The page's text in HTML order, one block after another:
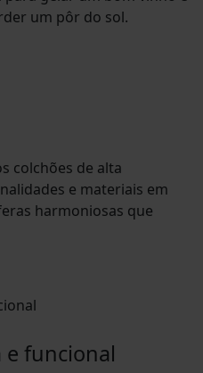
um pôr do sol.
colchões de alta
e materiais em
harmoniosas que
funcional